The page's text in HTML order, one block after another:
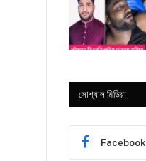
সোশ্যাল মিডিয়া
Facebook